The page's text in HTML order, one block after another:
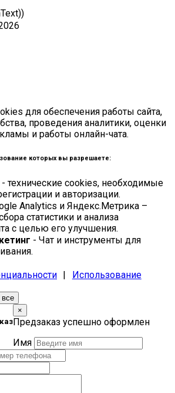
для обеспечения работы сайта,
проведения аналитики, оценки
и работы онлайн-чата.
которых вы разрешаете:
- технические cookies, необходимые
и авторизации.
Analytics и Яндекс.Метрика –
статистики и анализа
с целью его улучшения.
- Чат и инструменты для
|
Использование
все
×
Предзаказ успешно оформлен
Имя